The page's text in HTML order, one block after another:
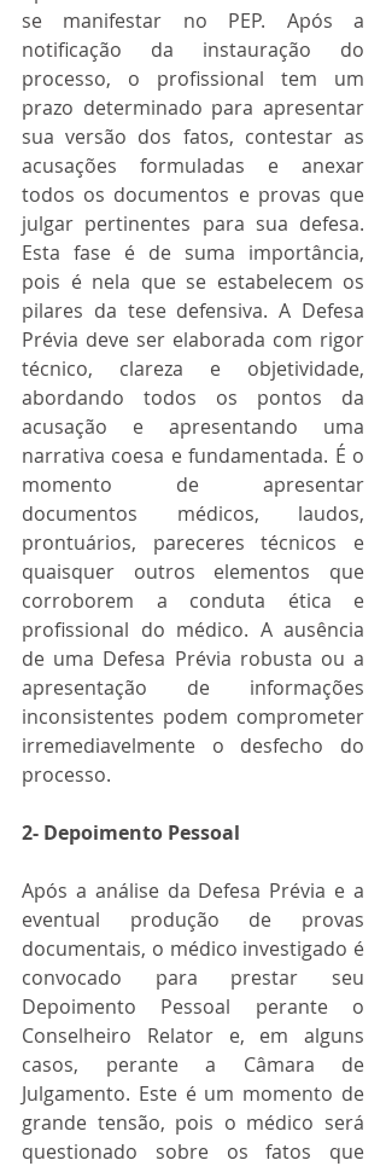
se manifestar no PEP. Após a
notificação da instauração do
processo, o profissional tem um
prazo determinado para apresentar
sua versão dos fatos, contestar as
acusações formuladas e anexar
todos os documentos e provas que
julgar pertinentes para sua defesa.
Esta fase é de suma importância,
pois é nela que se estabelecem os
pilares da tese defensiva. A Defesa
Prévia deve ser elaborada com rigor
técnico, clareza e objetividade,
abordando todos os pontos da
acusação e apresentando uma
narrativa coesa e fundamentada. É o
momento de apresentar
documentos médicos, laudos,
prontuários, pareceres técnicos e
quaisquer outros elementos que
corroborem a conduta ética e
profissional do médico. A ausência
de uma Defesa Prévia robusta ou a
apresentação de informações
inconsistentes podem comprometer
irremediavelmente o desfecho do
processo.
2- Depoimento Pessoal
Após a análise da Defesa Prévia e a
eventual produção de provas
documentais, o médico investigado é
convocado para prestar seu
Depoimento Pessoal perante o
Conselheiro Relator e, em alguns
casos, perante a Câmara de
Julgamento. Este é um momento de
grande tensão, pois o médico será
questionado sobre os fatos que